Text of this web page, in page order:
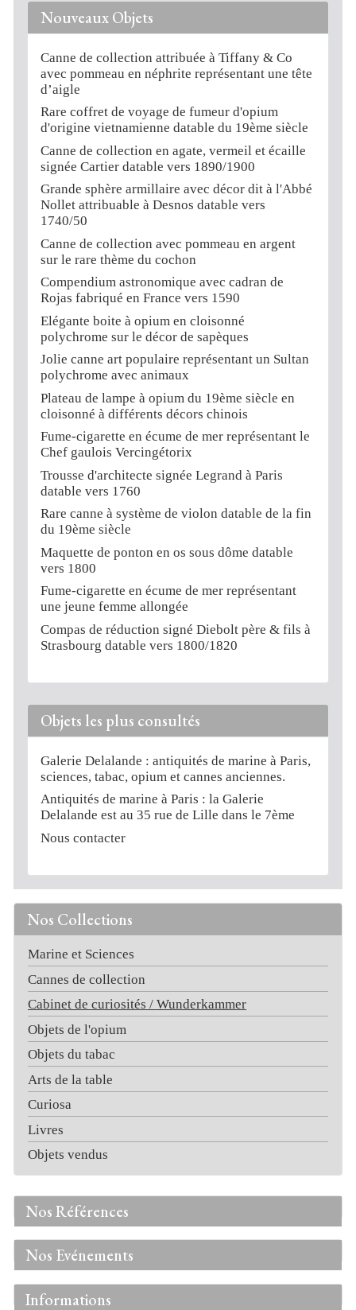
Nos Collections
Marine et Sciences
Cannes de collection
Cabinet de curiosités / Wunderkammer
Objets de l'opium
Objets du tabac
Arts de la table
Curiosa
Livres
Objets vendus
Nos Références
Nos Evénements
Informations
Nouveaux Objets
Canne de collection attribuée à Tiffany & Co
avec pommeau en néphrite représentant une tête
d’aigle
Rare coffret de voyage de fumeur d'opium
d'origine vietnamienne datable du 19ème siècle
Canne de collection en agate, vermeil et écaille
signée Cartier datable vers 1890/1900
Grande sphère armillaire avec décor dit à l'Abbé
Nollet attribuable à Desnos datable vers
1740/50
Canne de collection avec pommeau en argent
sur le rare thème du cochon
Compendium astronomique avec cadran de
Rojas fabriqué en France vers 1590
Elégante boite à opium en cloisonné
polychrome sur le décor de sapèques
Jolie canne art populaire représentant un Sultan
polychrome avec animaux
Plateau de lampe à opium du 19ème siècle en
cloisonné à différents décors chinois
Fume-cigarette en écume de mer représentant le
Chef gaulois Vercingétorix
Trousse d'architecte signée Legrand à Paris
datable vers 1760
Rare canne à système de violon datable de la fin
du 19ème siècle
Maquette de ponton en os sous dôme datable
vers 1800
Fume-cigarette en écume de mer représentant
une jeune femme allongée
Compas de réduction signé Diebolt père & fils à
Strasbourg datable vers 1800/1820
Objets les plus consultés
Galerie Delalande : antiquités de marine à Paris,
sciences, tabac, opium et cannes anciennes.
Antiquités de marine à Paris : la Galerie
Delalande est au 35 rue de Lille dans le 7ème
Nous contacter